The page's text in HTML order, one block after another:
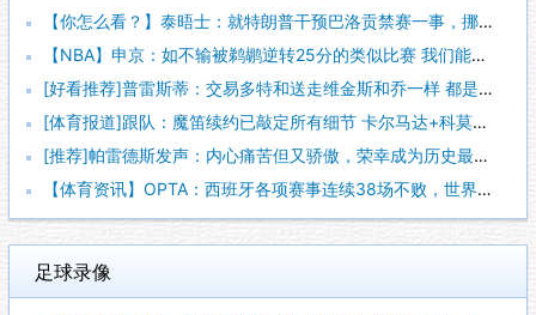
【你怎么看？】泰晤士：就特朗普干预巴洛贡禁赛一事，挪威足协准
【NBA】申京：如不输被鹈鹕逆转25分的类似比赛 我们能拿下
[好看推荐]普雷斯蒂：交易多特和送走维金斯和乔一样 都是出于
[体育报道]跟队：魔笛续约已敲定所有细节 卡尔马达+科莫托也
[推荐]帕雷德斯发声：内心痛苦但又骄傲，荣幸成为历史最佳阿根
【体育资讯】OPTA：西班牙各项赛事连续38场不败，世界杯夺
足球录像